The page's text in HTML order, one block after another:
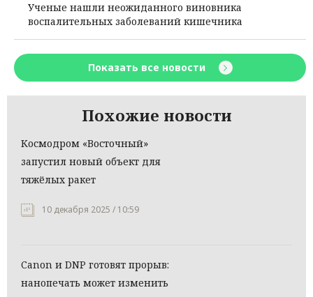
Ученые нашли неожиданного виновника
воспалительных заболеваний кишечника
Показать все новости
Похожие новости
Космодром «Восточный»
запустил новый объект для
тяжёлых ракет
10 декабря 2025 / 10:59
Canon и DNP готовят прорыв:
нанопечать может изменить